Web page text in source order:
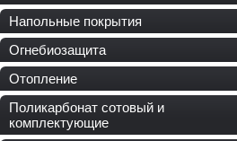
Напольные покрытия
Огнебиозащита
Отопление
Поликарбонат сотовый и
комплектующие